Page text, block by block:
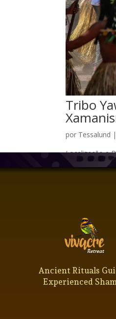
Tribo
por Tessalund
Localização e
comunidade
Ancient Rituals
Experienced